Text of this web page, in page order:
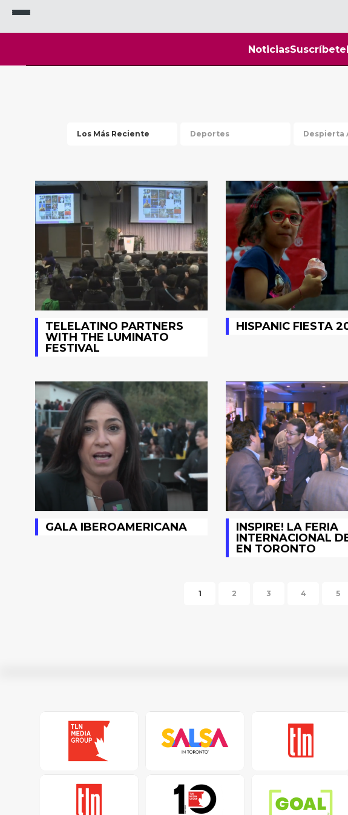
NoticiasSuscríbete
Los Más Reciente Deportes Despierta
TELELATINO PARTNERS
WITH THE LUMINATO
FESTIVAL
HISPANIC FIESTA
GALA IBEROAMERICANA
INSPIRE! LA FERIA
INTERNACIONAL
EN TORONTO
1 2 3 4 5